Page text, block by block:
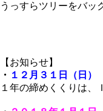
うっすらツリーをバッ
【お知らせ】
・ １２月３１日（日
１年の締めくくりは、